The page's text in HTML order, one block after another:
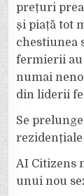
prețuri
și piață tot
chestiunea
fermierii au
numai
din liderii
Se
AI Citizens
unui nou